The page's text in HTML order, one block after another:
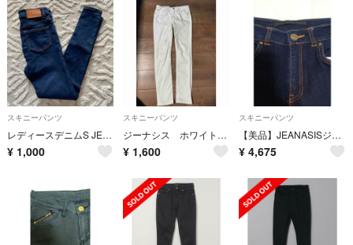
スキニーパンツ
レディースデニムS JEANASIS
¥ 1,000
スキニーパンツ
ジーナシス ホワイトパンツ
¥ 1,600
スキニーパンツ
【美品】JEANASISジーンズ
¥ 4,675